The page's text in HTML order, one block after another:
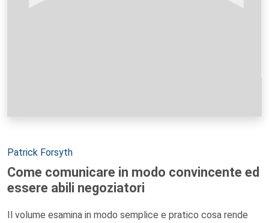
Autori:
Patrick Forsyth
Come comunicare in modo convincente ed
essere abili negoziatori
Il volume esamina in modo semplice e pratico cosa rende